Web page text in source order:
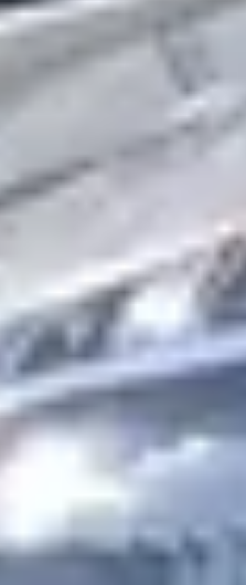
onderdeel binnen zijn, maar tot
1 keer contact gezocht, maar
kosten van het uitlezen, die ook
zijn is mij verteld, rij ik sinds
(in tegenstelling tot volledig
Daarbij een enorm
zo'n 1 á 2 minuten waarna het
heb gesteld. Zoals gezegd, wacht
en ben ik benieuwd hoe dit
tot op heden nog niets
★★★★★
en ik ben zeer tevreden over de
op al mijn vragen
en als er iets moest worden
binnen korte tijd een antwoord op.
en alles stond op afgesproken
van de Opel Mokka was alles tot
Langs deze weg wil ik dan ook
fijne samenwerking en